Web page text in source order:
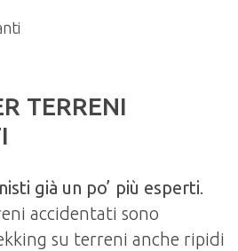
TERRENI
già un po’ più esperti.
accidentati sono
su terreni anche ripidi